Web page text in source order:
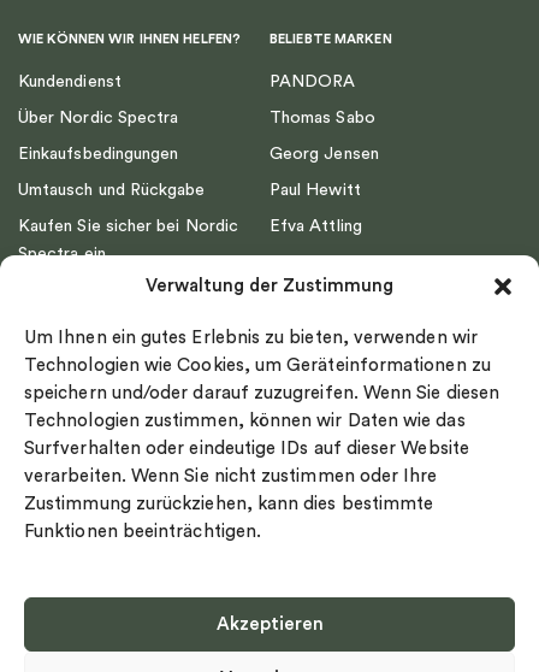
Verwaltung der Zustimmung
Um Ihnen ein gutes Erlebnis zu bieten, verwenden wir
Technologien wie Cookies, um Geräteinformationen zu
speichern und/oder darauf zuzugreifen. Wenn Sie diesen
Technologien zustimmen, können wir Daten wie das
Surfverhalten oder eindeutige IDs auf dieser Website
verarbeiten. Wenn Sie nicht zustimmen oder Ihre
Zustimmung zurückziehen, kann dies bestimmte
Funktionen beeinträchtigen.
Akzeptieren
WIE KÖNNEN WIR IHNEN HELFEN?
Kundendienst
Über Nordic Spectra
Einkaufsbedingungen
Umtausch und Rückgabe
Kaufen Sie sicher bei Nordic
Spectra ein
Impressum
Ringgröße
Widerrufsrecht
Cookie-policy
Sekretesspolicy
BELIEBTE MARKEN
PANDORA
Thomas Sabo
Georg Jensen
Paul Hewitt
Efva Attling
Drakenberg Sjölin
Nordic Spectra
Select country